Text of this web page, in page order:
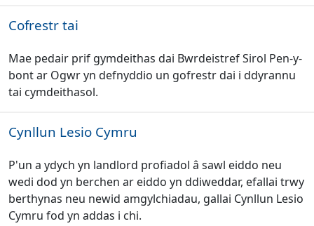
Cofrestr tai
Mae pedair prif gymdeithas dai Bwrdeistref Sirol Pen-y-
bont ar Ogwr yn defnyddio un gofrestr dai i ddyrannu
tai cymdeithasol.
Cynllun Lesio Cymru
P'un a ydych yn landlord profiadol â sawl eiddo neu
wedi dod yn berchen ar eiddo yn ddiweddar, efallai trwy
berthynas neu newid amgylchiadau, gallai Cynllun Lesio
Cymru fod yn addas i chi.